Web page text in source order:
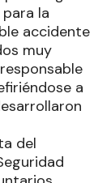
la
accidente
muy
a
del